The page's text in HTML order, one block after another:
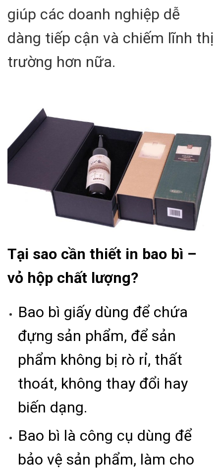
giúp các doanh nghiệp dễ
dàng tiếp cận và chiếm lĩnh thị
trường hơn nữa.
Tại sao cần thiết in bao bì –
vỏ hộp chất lượng?
Bao bì giấy dùng để chứa
đựng sản phẩm, để sản
phẩm không bị rò rỉ, thất
thoát, không thay đổi hay
biến dạng.
Bao bì là công cụ dùng để
bảo vệ sản phẩm, làm cho